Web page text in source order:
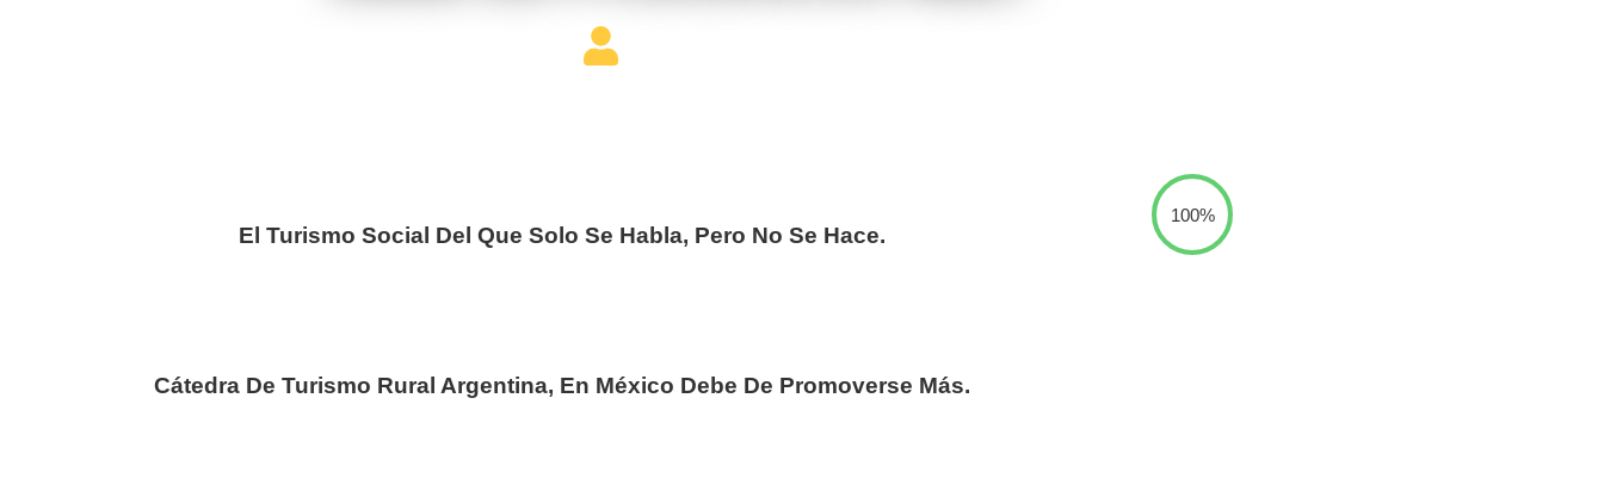
El Turismo Social Del Que Solo Se Habla, Pero No Se Hace.
Cátedra De Turismo Rural Argentina, En México Debe De Promoverse Más.
100%